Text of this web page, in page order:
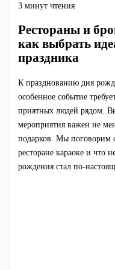
3 минут чтения
Рестораны и
как выбрать
праздника
К празднованию дня
особенное событие
приятных людей рядом.
мероприятия важен не
подарков. Мы поговорим
ресторане караоке и что
рождения стал по-